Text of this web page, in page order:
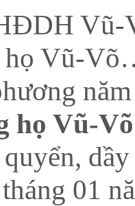
Vũ-
họ Vũ-
họ Vũ-
01